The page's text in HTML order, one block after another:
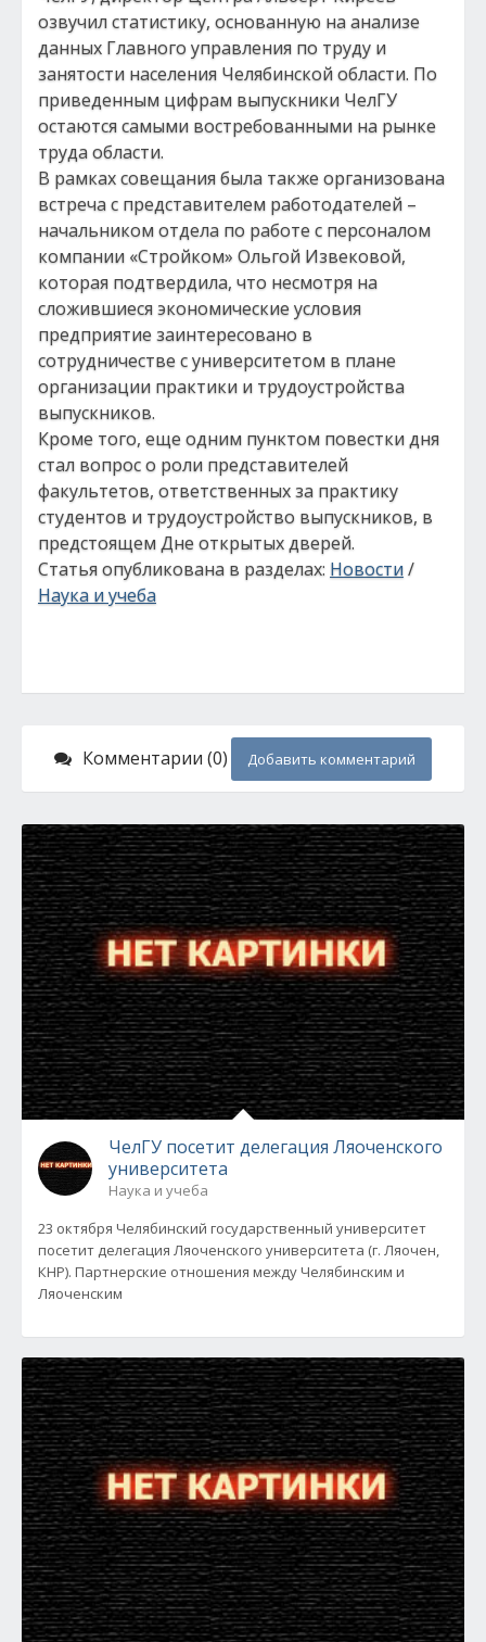
озвучил статистику, основанную на анализе
данных Главного управления по труду и
занятости населения Челябинской области. По
приведенным цифрам выпускники ЧелГУ
остаются самыми востребованными на рынке
труда области.
В рамках совещания была также организована
встреча с представителем работодателей –
начальником отдела по работе с персоналом
компании «Стройком» Ольгой Извековой,
которая подтвердила, что несмотря на
сложившиеся экономические условия
предприятие заинтересовано в
сотрудничестве с университетом в плане
организации практики и трудоустройства
выпускников.
Кроме того, еще одним пунктом повестки дня
стал вопрос о роли представителей
факультетов, ответственных за практику
студентов и трудоустройство выпускников, в
предстоящем Дне открытых дверей.
Статья опубликована в разделах: Новости/
Наука и учеба
Комментарии (0) Добавить комментарий
ЧелГУ посетит делегация Ляоченского
университета
Наука и учеба
23 октября Челябинский государственный университет
посетит делегация Ляоченского университета (г. Ляочен,
КНР). Партнерские отношения между Челябинским и
Ляоченским